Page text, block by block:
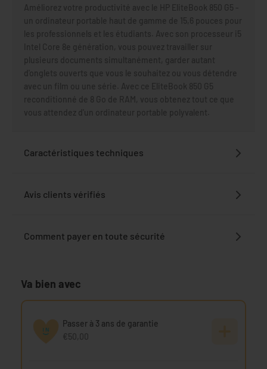
Caractéristiques techniques
Avis clients vérifiés
Comment payer en toute sécurité
Va bien avec
Passer à 3 ans de garantie
€50,00